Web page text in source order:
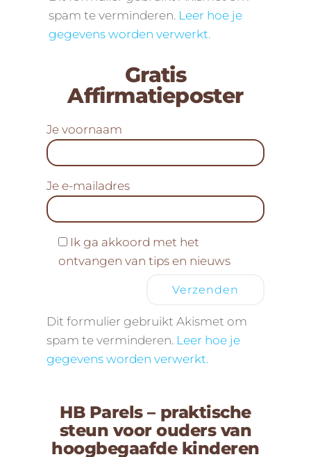
spam te verminderen. Leer hoe je
gegevens worden verwerkt.
Gratis
Affirmatieposter
Je voornaam
Je e-mailadres
Ik ga akkoord met het
ontvangen van tips en nieuws
Dit formulier gebruikt Akismet om
spam te verminderen. Leer hoe je
gegevens worden verwerkt.
HB Parels – praktische
steun voor ouders van
hoogbegaafde kinderen